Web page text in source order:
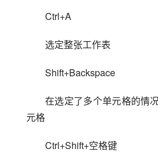
Ctrl+A
选定整张工作表
Shift+Backspace
在选定了多个单元格的情
元格
Ctrl+Shift+空格键